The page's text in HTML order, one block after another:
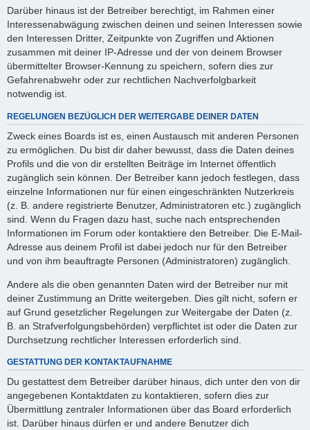
Darüber hinaus ist der Betreiber berechtigt, im Rahmen einer
Interessenabwägung zwischen deinen und seinen Interessen sowie
den Interessen Dritter, Zeitpunkte von Zugriffen und Aktionen
zusammen mit deiner IP-Adresse und der von deinem Browser
übermittelter Browser-Kennung zu speichern, sofern dies zur
Gefahrenabwehr oder zur rechtlichen Nachverfolgbarkeit
notwendig ist.
REGELUNGEN BEZÜGLICH DER WEITERGABE DEINER DATEN
Zweck eines Boards ist es, einen Austausch mit anderen Personen
zu ermöglichen. Du bist dir daher bewusst, dass die Daten deines
Profils und die von dir erstellten Beiträge im Internet öffentlich
zugänglich sein können. Der Betreiber kann jedoch festlegen, dass
einzelne Informationen nur für einen eingeschränkten Nutzerkreis
(z. B. andere registrierte Benutzer, Administratoren etc.) zugänglich
sind. Wenn du Fragen dazu hast, suche nach entsprechenden
Informationen im Forum oder kontaktiere den Betreiber. Die E-Mail-
Adresse aus deinem Profil ist dabei jedoch nur für den Betreiber
und von ihm beauftragte Personen (Administratoren) zugänglich.
Andere als die oben genannten Daten wird der Betreiber nur mit
deiner Zustimmung an Dritte weitergeben. Dies gilt nicht, sofern er
auf Grund gesetzlicher Regelungen zur Weitergabe der Daten (z.
B. an Strafverfolgungsbehörden) verpflichtet ist oder die Daten zur
Durchsetzung rechtlicher Interessen erforderlich sind.
GESTATTUNG DER KONTAKTAUFNAHME
Du gestattest dem Betreiber darüber hinaus, dich unter den von dir
angegebenen Kontaktdaten zu kontaktieren, sofern dies zur
Übermittlung zentraler Informationen über das Board erforderlich
ist. Darüber hinaus dürfen er und andere Benutzer dich